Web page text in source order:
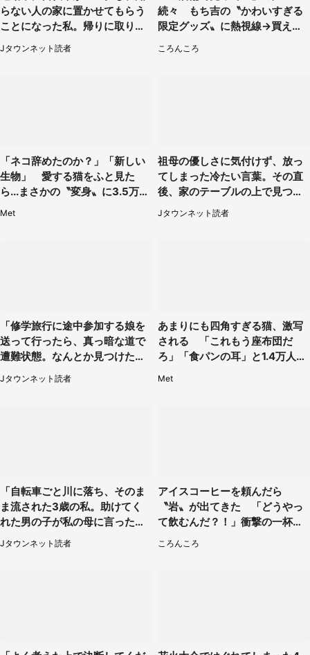
らない人の家に置かせてもらう
ことになった私。帰りに取りに
行くと、なんと...（東京都・40
代女性）
Jタウンネット読者
続々 もち吉の〝かわいすぎる
限定グッズ〟に熱視線→買える
ころんころ
「ネコ辞めたのか？」「新しい
生物」 愛する猫をふと見た
ら...まさかの〝変身〟に3.5万人
驚がく
Met
祖母の優しさに気付けず、放っ
てしまった冷たい言葉。その直
後、家のテーブルの上で見つけ
たものは（福岡県・30代女性）
Jタウンネット読者
「修学旅行に途中参加する娘を
送って行ったら、真っ暗な道で
遭難状態。なんとか見つけた民
家に助けを求めると、住人の男
性が...」
Jタウンネット読者
あまりにも四角すぎる猫、激写
される 「これもう座布団だ
ろ」「食パンの耳」と1.4万人困
Met
「自転車ごと川に落ち、そのま
ま流された3歳の私。助けてく
れた男の子が私の母に言ったの
は...」（千葉県・20代女性）
Jタウンネット読者
アイスコーヒーを頼んだら
〝岩〟が出てきた 「どうやっ
て飲むんだ？！」衝撃の一杯が
話題
ころんころ